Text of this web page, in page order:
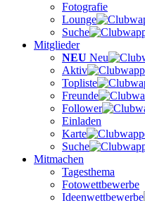
Fotografie
Lounge
Suche
Mitglieder
NEU Neu
Aktiv
Topliste
Freunde
Follower
Einladen
Karte
Suche
Mitmachen
Tagesthema
Fotowettbewerbe
Ideenwettbewerbe